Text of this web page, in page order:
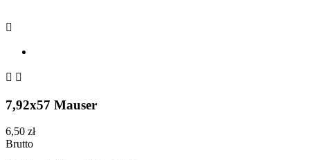

 
7,92x57 Mauser
6,50 zł
Brutto